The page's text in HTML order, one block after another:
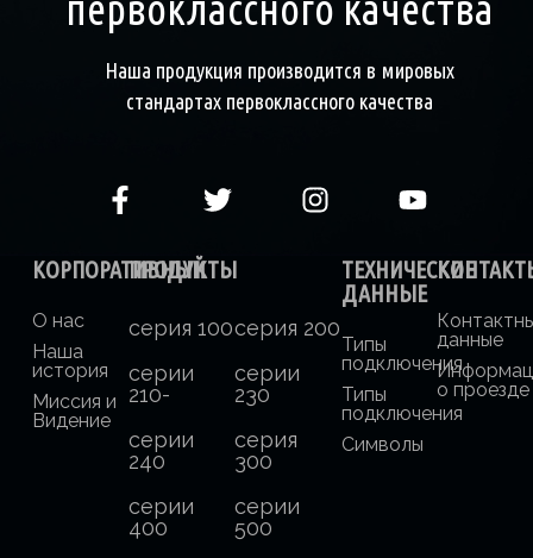
Наша продукция производится в мировых
стандартах первоклассного качества
КОРПОРАТИВНЫЙ
О нас
Наша
история
Миссия и
Видение
ПРОДУКТЫ
серия 100серия 200
серии
210-
серии
230
серии
240
серия
300
серии
400
серии
500
ТЕХНИЧЕСКИЕ
ДАННЫЕ
Типы
подключения
Типы
подключения
Символы
данные
о проезде